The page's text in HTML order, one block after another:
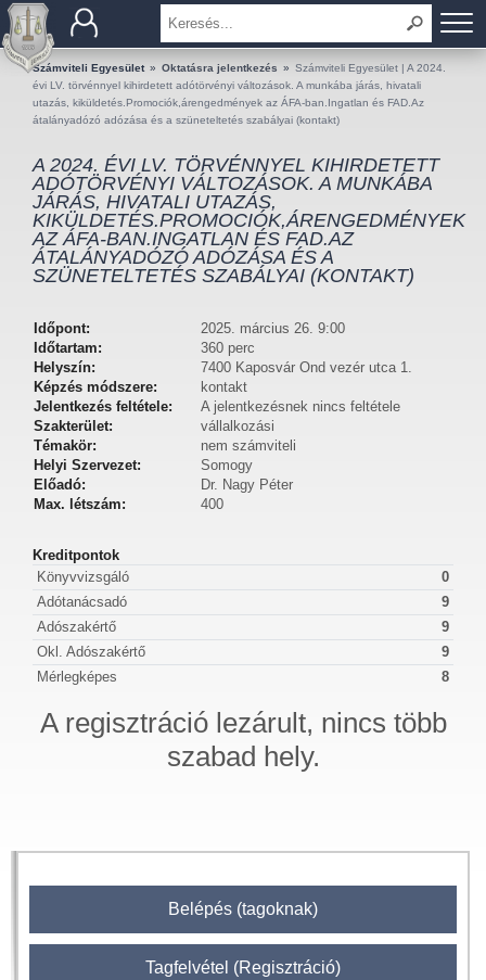
BEMUTATKOZÁS
TAGOK
OKTATÁS
KÉRDÉSEK ÉS VÁLASZOK
TUDÁSTÁR
KIADVÁNYOK
KAPCSOLAT
Számviteli Egyesület » Oktatásra jelentkezés » Számviteli Egyesület | A 2024.
évi LV. törvénnyel kihirdetett adótörvényi változások. A munkába járás, hivatali
utazás, kiküldetés.Promociók,árengedmények az ÁFA-ban.Ingatlan és FAD.Az
átalányadózó adózása és a szüneteltetés szabályai (kontakt)
A 2024. ÉVI LV. TÖRVÉNNYEL KIHIRDETETT
ADÓTÖRVÉNYI VÁLTOZÁSOK. A MUNKÁBA
JÁRÁS, HIVATALI UTAZÁS,
KIKÜLDETÉS.PROMOCIÓK,ÁRENGEDMÉNYEK
AZ ÁFA-BAN.INGATLAN ÉS FAD.AZ
ÁTALÁNYADÓZÓ ADÓZÁSA ÉS A
SZÜNETELTETÉS SZABÁLYAI (KONTAKT)
Időpont:
2025. március 26. 9:00
Időtartam:
360 perc
Helyszín:
7400 Kaposvár Ond vezér utca 1.
Képzés módszere:
kontakt
Jelentkezés feltétele:
A jelentkezésnek nincs feltétele
Szakterület:
vállalkozási
Témakör:
nem számviteli
Helyi Szervezet:
Somogy
Előadó:
Dr. Nagy Péter
Max. létszám:
400
Kreditpontok
Könyvvizsgáló
0
Adótanácsadó
9
Adószakértő
9
Okl. Adószakértő
9
Mérlegképes
8
A regisztráció lezárult, nincs több
szabad hely.
Belépés (tagoknak)
Tagfelvétel (Regisztráció)